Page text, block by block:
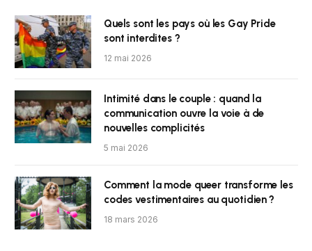
Quels sont les pays où les Gay Pride
sont interdites ?
12 mai 2026
Intimité dans le couple : quand la
communication ouvre la voie à de
nouvelles complicités
5 mai 2026
Comment la mode queer transforme les
codes vestimentaires au quotidien ?
18 mars 2026